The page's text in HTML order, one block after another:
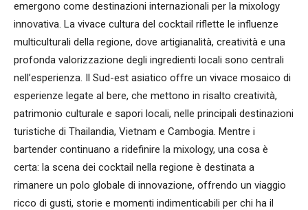
emergono come destinazioni internazionali per la mixology
innovativa. La vivace cultura del cocktail riflette le influenze
multiculturali della regione, dove artigianalità, creatività e una
profonda valorizzazione degli ingredienti locali sono centrali
nell’esperienza. Il Sud-est asiatico offre un vivace mosaico di
esperienze legate al bere, che mettono in risalto creatività,
patrimonio culturale e sapori locali, nelle principali destinazioni
turistiche di Thailandia, Vietnam e Cambogia. Mentre i
bartender continuano a ridefinire la mixology, una cosa è
certa: la scena dei cocktail nella regione è destinata a
rimanere un polo globale di innovazione, offrendo un viaggio
ricco di gusti, storie e momenti indimenticabili per chi ha il